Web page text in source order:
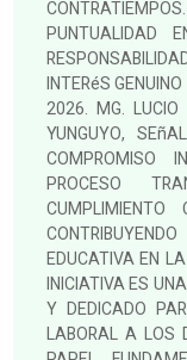
PUNTUALIDAD
INTERéS
2026. MG. LUCIO
YUNGUYO,
COMPROMISO
PROCESO
CUMPLIMIENTO
EDUCATIVA EN
INICIATIVA ES
Y DEDICADO
LABORAL A LOS